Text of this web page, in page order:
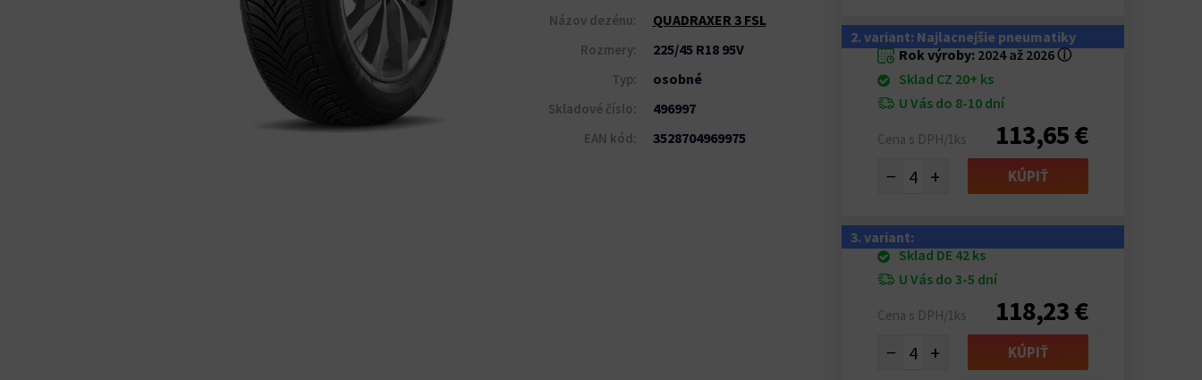
2. variant: Najlacnejšie pneumatiky
Rok výroby: 2024 až 2026ⓘ
Sklad CZ 20+ ks
U Vás do 8-10 dní
Cena s DPH/1ks 113,65 €
− + KÚPIŤ
3. variant:
Sklad DE 42 ks
U Vás do 3-5 dní
Cena s DPH/1ks 118,23 €
− + KÚPIŤ
Názov dezénu: QUADRAXER 3 FSL
Rozmery: 225/45 R18 95V
Typ: osobné
Skladové číslo: 496997
EAN kód: 3528704969975